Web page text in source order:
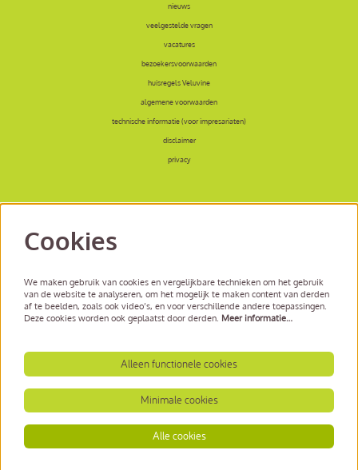
nieuws
veelgestelde vragen
vacatures
bezoekersvoorwaarden
huisregels Veluvine
algemene voorwaarden
technische informatie (voor impresariaten)
disclaimer
privacy
meld je aan voor de nieuwsbrief
inschrijven
Cookies
We maken gebruik van cookies en vergelijkbare technieken om het gebruik
van de website te analyseren, om het mogelijk te maken content van derden
af te beelden, zoals ook video’s, en voor verschillende andere toepassingen.
Deze cookies worden ook geplaatst door derden. Meer informatie…
Alleen functionele cookies
Minimale cookies
Alle cookies